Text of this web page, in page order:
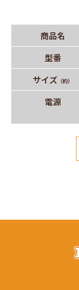
商品名
型番
サイズ （約）
電源